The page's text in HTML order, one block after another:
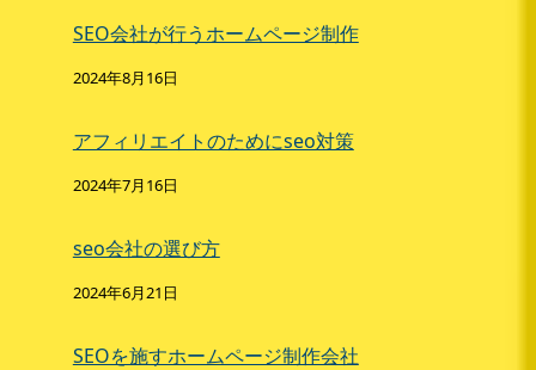
SEO会社が行うホームページ制作
2024年8月16日
アフィリエイトのためにseo対策
2024年7月16日
seo会社の選び方
2024年6月21日
SEOを施すホームページ制作会社